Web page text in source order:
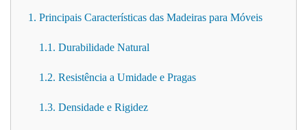
1. Principais Características das Madeiras para Móveis
1.1. Durabilidade Natural
1.2. Resistência a Umidade e Pragas
1.3. Densidade e Rigidez